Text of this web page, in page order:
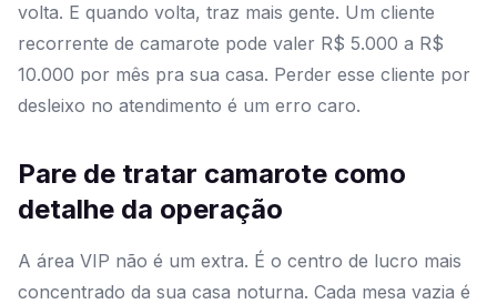
volta. E quando volta, traz mais gente. Um cliente
recorrente de camarote pode valer R$ 5.000 a R$
10.000 por mês pra sua casa. Perder esse cliente por
desleixo no atendimento é um erro caro.
Pare de tratar camarote como
detalhe da operação
A área VIP não é um extra. É o centro de lucro mais
concentrado da sua casa noturna. Cada mesa vazia é